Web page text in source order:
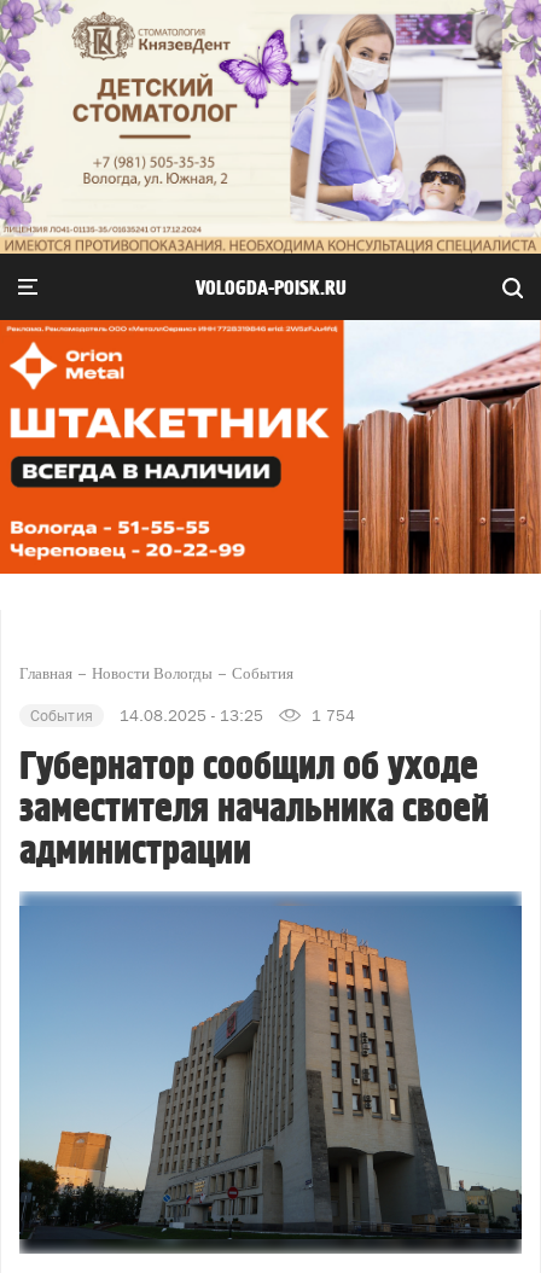
VOLOGDA-POISK.RU
Главная Новости Вологды События
События 14.08.2025 - 13:25 1 754
Губернатор сообщил об уходе
заместителя начальника своей
администрации